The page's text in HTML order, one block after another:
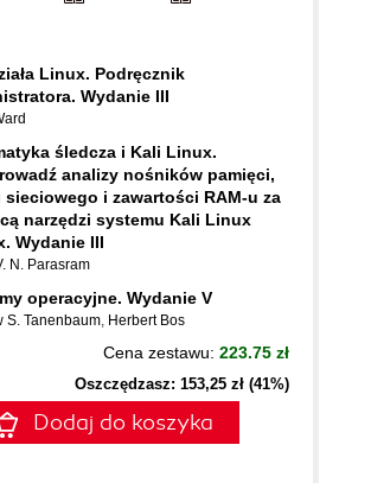
Linux. Podręcznik
Wydanie III
śledcza i Kali Linux.
analizy nośników pamięci,
sieciowego i zawartości RAM-u za
narzędzi systemu Kali Linux
Wydanie III
N. Parasram
operacyjne. Wydanie V
S. Tanenbaum, Herbert Bos
Cena zestawu: 223.75 zł
Oszczędzasz: 153,25 zł (41%)
Dodaj do koszyka